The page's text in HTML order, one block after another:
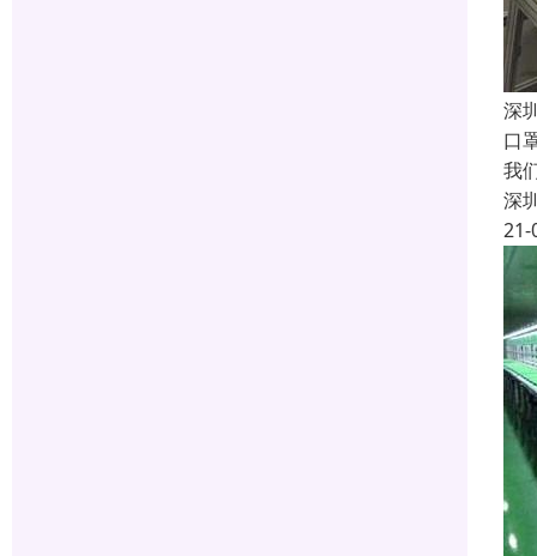
深
口
我
深
21-